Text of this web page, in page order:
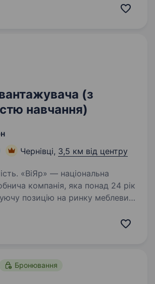
(з
навчання)
Чернівці, 3,5 км від центру
компанія, яка понад 24 рік
позицію на ринку меблевих
і збільшуємо виробничі
Бронювання